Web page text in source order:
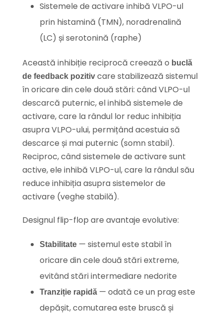
Sistemele de activare inhibă VLPO-ul
prin histamină (TMN), noradrenalină
(LC) și serotonină (raphe)
Această inhibiție reciprocă creează o buclă
de feedback pozitiv care stabilizează sistemul
în oricare din cele două stări: când VLPO-ul
descarcă puternic, el inhibă sistemele de
activare, care la rândul lor reduc inhibiția
asupra VLPO-ului, permițând acestuia să
descarce și mai puternic (somn stabil).
Reciproc, când sistemele de activare sunt
active, ele inhibă VLPO-ul, care la rândul său
reduce inhibiția asupra sistemelor de
activare (veghe stabilă).
Designul flip-flop are avantaje evolutive:
Stabilitate — sistemul este stabil în
oricare din cele două stări extreme,
evitând stări intermediare nedorite
Tranziție rapidă — odată ce un prag este
depășit, comutarea este bruscă și